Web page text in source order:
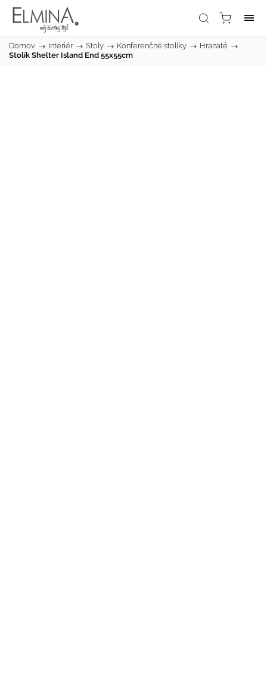
Domov / Interiér / Stoly / Konferenčné stolíky / Hranaté /
Stolík Shelter Island End 55x55cm